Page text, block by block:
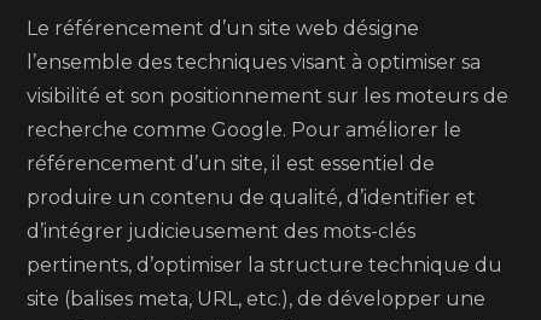
Le référencement d’un site web désigne
l’ensemble des techniques visant à optimiser sa
visibilité et son positionnement sur les moteurs de
recherche comme Google. Pour améliorer le
référencement d’un site, il est essentiel de
produire un contenu de qualité, d’identifier et
d’intégrer judicieusement des mots-clés
pertinents, d’optimiser la structure technique du
site (balises meta, URL, etc.), de développer une